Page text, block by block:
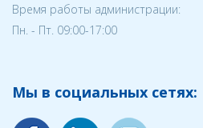
Время работы администрации:
Пн. - Пт. 09:00-17:00
Мы в социальных сетях: